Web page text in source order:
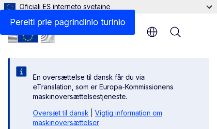
Pereiti prie pagrindinio turinio
Oficiali ES interneto svetainė
En oversættelse til dansk får du via
eTranslation, som er Europa-Kommissionens
maskinoversættelsestjeneste.
Oversæt til dansk
Vigtig information om
maskinoversættelser
Menu